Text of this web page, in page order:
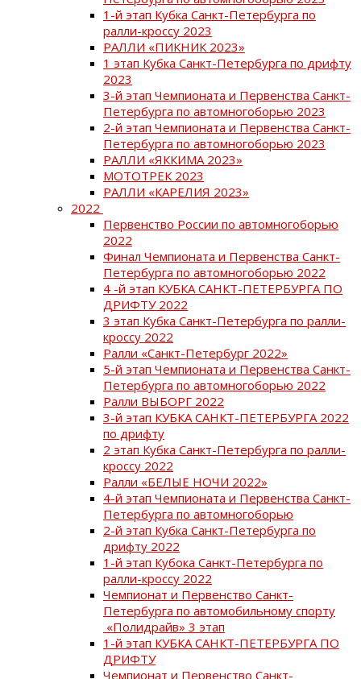
1-й этап Кубка Санкт-Петербурга по
ралли-кроссу 2023
РАЛЛИ «ПИКНИК 2023»
1 этап Кубка Санкт-Петербурга по дрифту
2023
3-й этап Чемпионата и Первенства Санкт-
Петербурга по автомногоборью 2023
2-й этап Чемпионата и Первенства Санкт-
Петербурга по автомногоборью 2023
РАЛЛИ «ЯККИМА 2023»
МОТОТРЕК 2023
РАЛЛИ «КАРЕЛИЯ 2023»
2022
Первенство России по автомногоборью
2022
Финал Чемпионата и Первенства Санкт-
Петербурга по автомногоборью 2022
4 -й этап КУБКА САНКТ-ПЕТЕРБУРГА ПО
ДРИФТУ 2022
3 этап Кубка Санкт-Петербурга по ралли-
кроссу 2022
Ралли «Санкт-Петербург 2022»
5-й этап Чемпионата и Первенства Санкт-
Петербурга по автомногоборью 2022
Ралли ВЫБОРГ 2022
3-й этап КУБКА САНКТ-ПЕТЕРБУРГА 2022
по дрифту
2 этап Кубка Санкт-Петербурга по ралли-
кроссу 2022
Ралли «БЕЛЫЕ НОЧИ 2022»
4-й этап Чемпионата и Первенства Санкт-
Петербурга по автомногоборью
2-й этап Кубка Санкт-Петербурга по
дрифту 2022
1-й этап Кубока Санкт-Петербурга по
ралли-кроссу 2022
Чемпионат и Первенство Санкт-
Петербурга по автомобильному спорту
«Полидрайв» 3 этап
1-й этап КУБКА САНКТ-ПЕТЕРБУРГА ПО
ДРИФТУ
Чемпионат и Первенство Санкт-